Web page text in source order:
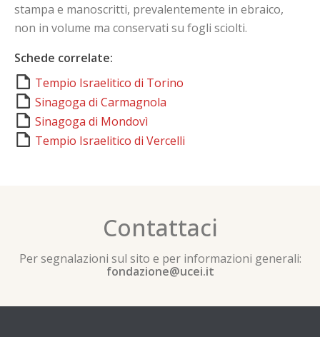
stampa e manoscritti, prevalentemente in ebraico,
non in volume ma conservati su fogli sciolti.
Schede correlate:
Tempio Israelitico di Torino
Sinagoga di Carmagnola
Sinagoga di Mondovì
Tempio Israelitico di Vercelli
Contattaci
Per segnalazioni sul sito e per informazioni generali:
fondazione@ucei.it